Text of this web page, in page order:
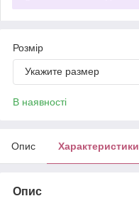
Розмір
Укажите размер
В наявності
Опис Характеристики
Опис